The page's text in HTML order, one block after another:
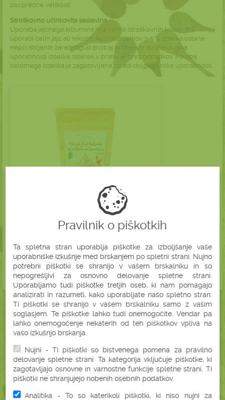
povprečne velikosti.
Stroškovno učinkovita sestavina
Uporaba jajčnega albumina ima veliko stroškovnih koristi. Pri
uporabi celih jajc ali tekočih jajčnih izdelkov 3-5 % izdelka ostane
neporabljenih zaradi izgub znotraj embalaže ali izteka roka
uporabnosti izdelka. Izdelek v prahu je brez odpadkov. Poraba
celotnega izdelka je zagotovljena zaradi dolgega roka uporabnosti.
ZAKAJ BONATURA?
BREZ SKRITIH
STROŠKOV
Pravilnik o piškotkih
Ta spletna stran uporablja piškotke za izboljšanje vaše
uporabniške izkušnje med brskanjem po spletni strani. Nujno
potrebni piškotki se shranijo v vašem brskalniku in so
nepogrešljivi za osnovno delovanje spletne strani.
Uporabljamo tudi piškotke tretjih oseb, ki nam pomagajo
analizirati in razumeti, kako uporabljate našo spletno stran.
Ti piškotki se shranijo v vašem brskalniku samo z vašim
soglasjem. Te piškotke lahko tudi onemogočite. Vendar pa
lahko onemogočenje nekaterih od teh piškotkov vpliva na
vašo izkušnjo brskanja.
Nujni - Ti piškotki so bistvenega pomena za pravilno
delovanje spletne strani. Ta kategorija vključuje piškotke, ki
zagotavljajo osnovne in varnostne funkcije spletne strani. Ti
piškotki ne shranjujejo nobenih osebnih podatkov.
Analitika - To so katerikoli piškotki, ki niso nujni za